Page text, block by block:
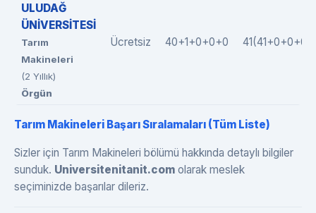
ULUDAĞ
ÜNİVERSİTESİ
Tarım
Makineleri
(2 Yıllık)
Örgün
Ücretsiz 40+1+0+0+0
Tarım Makineleri Başarı Sıralamaları (Tüm Liste)
Sizler için Tarım Makineleri bölümü hakkında detaylı bilgiler
sunduk. Universitenitanit.com olarak meslek
seçiminizde başarılar dileriz.